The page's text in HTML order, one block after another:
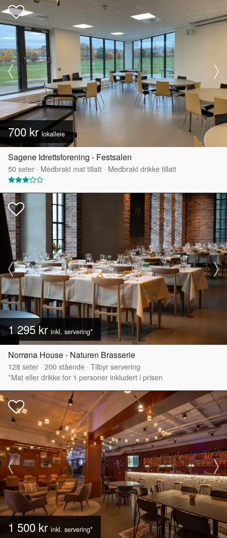
700 krlokalleie
Sagene Idrettsforening - Festsalen
50seter · Medbrakt mat tillatt · Medbrakt drikke tillatt
1 295 kr inkl. servering*
Norrøna House - Naturen Brasserie
128seter · 200stående · Tilbyr servering
*Mat eller drikke for 1 personer inkludert i prisen
1 500 kr inkl. servering*